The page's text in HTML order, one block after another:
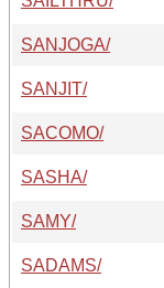
SANJOGA/
SANJIT/
SACOMO/
SASHA/
SAMY/
SADAMS/